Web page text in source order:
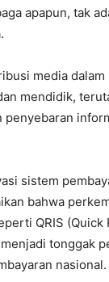
apapun, tak
media dalam
mendidik,
penyebaran
sistem
bahwa
QRIS (Quick
tonggak
nasional.